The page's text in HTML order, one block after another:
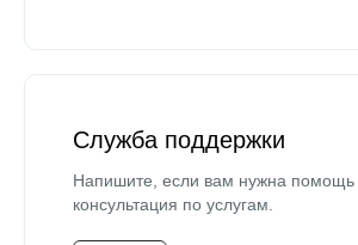
Служба поддержки
Напишите, если вам нужна помощь
консультация по услугам.